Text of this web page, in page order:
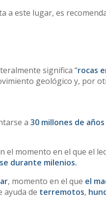
a este lugar, es
significa “rocas
geológico y, por
a 30 millones de
el momento en el que el
durante milenios.
, momento en el que el
ayuda de terremotos,